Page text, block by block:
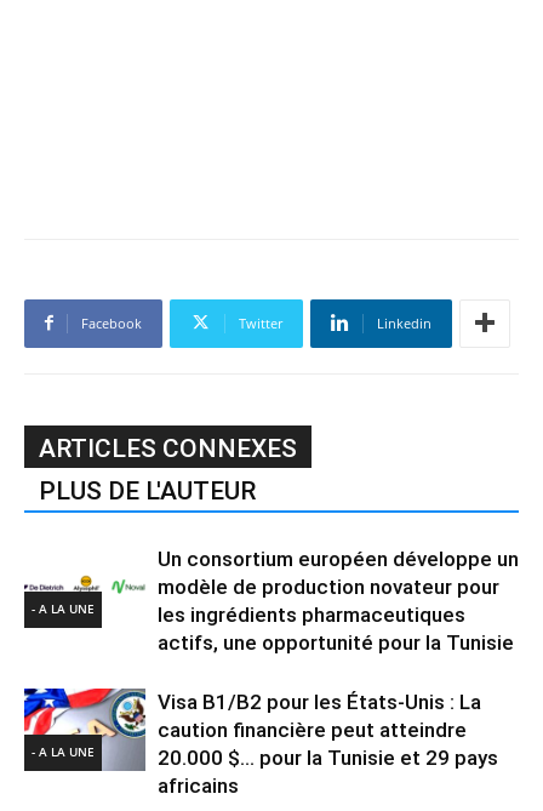
Facebook Twitter Linkedin
ARTICLES CONNEXES
PLUS DE L'AUTEUR
- A LA UNE
Un consortium européen développe un
modèle de production novateur pour
les ingrédients pharmaceutiques
actifs, une opportunité pour la Tunisie
- A LA UNE
Visa B1/B2 pour les États-Unis : La
caution financière peut atteindre
20.000 $… pour la Tunisie et 29 pays
africains